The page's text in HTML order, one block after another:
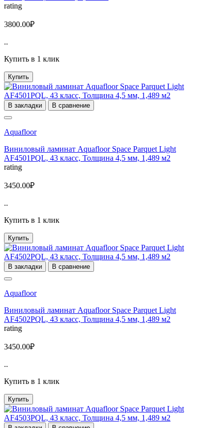
rating
3800.00₽
..
Купить в 1 клик
Купить
В закладки В сравнение
Aquafloor
Виниловый ламинат Aquafloor Space Parquet Light
AF4501PQL, 43 класс, Толщина 4,5 мм, 1,489 м2
rating
3450.00₽
..
Купить в 1 клик
Купить
В закладки В сравнение
Aquafloor
Виниловый ламинат Aquafloor Space Parquet Light
AF4502PQL, 43 класс, Толщина 4,5 мм, 1,489 м2
rating
3450.00₽
..
Купить в 1 клик
Купить